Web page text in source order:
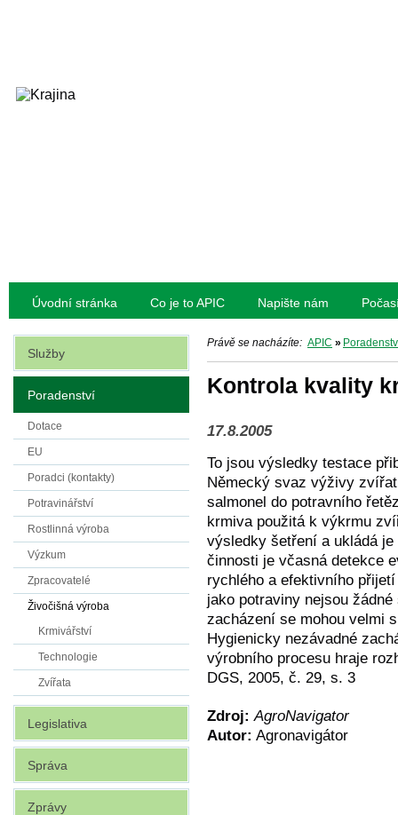
Úvodní stránka Co je to APIC Napište nám
Právě se nacházíte: APIC »
Kontrola kvality
17.8.2005
To jsou výsledky testace
Německý svaz výživy
salmonel do potravního
krmiva použitá k výkrmu
výsledky šetření a ukládá
činnosti je včasná detekce
rychlého a efektivního
jako potraviny nejsou
zacházení se mohou velmi
Hygienicky nezávadné
výrobního procesu hraje
DGS, 2005, č. 29, s. 3
Zdroj: AgroNavigator
Autor: Agronavigátor
Služby
Poradenství
Dotace
EU
Poradci (kontakty)
Potravinářství
Rostlinná výroba
Výzkum
Zpracovatelé
Živočišná výroba
Krmivářství
Technologie
Zvířata
Legislativa
Správa
Zprávy